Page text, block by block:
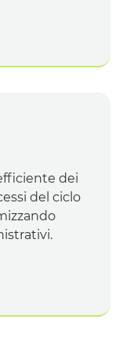
dei
del ciclo